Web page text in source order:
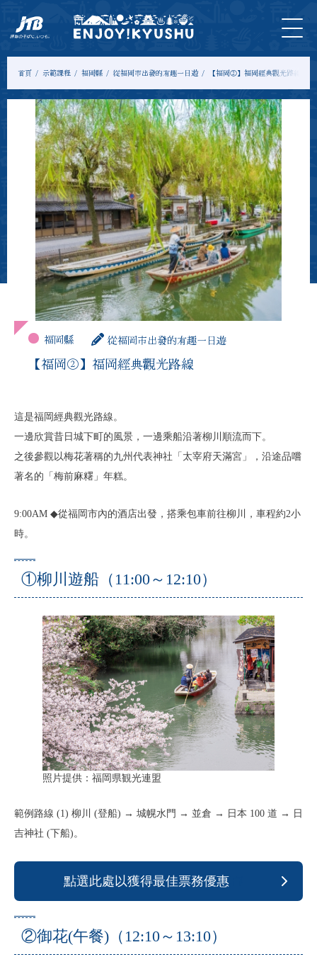
首頁 示範課程 福岡縣 從福岡市出發的有趣一日遊 【福岡②】福岡經典觀光路線
福岡縣 從福岡市出發的有趣一日遊
【福岡②】福岡經典觀光路線
這是福岡經典觀光路線。
一邊欣賞昔日城下町的風景，一邊乘船沿著柳川順流而下。
之後參觀以梅花著稱的九州代表神社「太宰府天滿宮」，沿途品嚐
著名的「梅前麻糬」年糕。
9:00AM ◆從福岡市內的酒店出發，搭乘包車前往柳川，車程約2小
時。
①柳川遊船（11:00～12:10）
照片提供：福岡県観光連盟
範例路線 (1) 柳川 (登船) → 城幌水門 → 並倉 → 日本 100 道 → 日
吉神社 (下船)。
點選此處以獲得最佳票務優惠
②御花(午餐)（12:10～13:10）
首
頁
最新
資訊
旅遊
＆體
驗
門
票